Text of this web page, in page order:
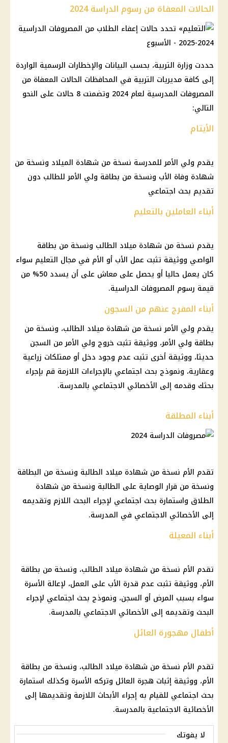
الحالات المعفاة من رسوم الدراسة 2024
حددت وزارة التربية، بحسب البيانات والإخطارات الرسمية الواردة
إلى كافة مديريات التربية في المحافظات الحالات المعفاة من
المصروفات المدرسية لعام 2024 وتضمنت 8 حالات على النحو
التالي:
الأيتام
يقدم ولي الأمر للمدرسة نسخة من شهادة الميلاد ونسخة من
شهادة وفاة الأب ونسخة من بطاقة ولي الأمر للطالب دون
تقديم بحث اجتماعي
أبناء العاملين بالتعليم
يقدم نسخة من شهادة ميلاد الطالب ونسخة من بطاقة
الواصي ووثيقة تثبت عمل الأب أو الأم في مجال التعليم سواء
كان يعمل حاليا أو يحصل على معاش على أن يسدد 50% من
قيمة رسوم المصروفات الدراسية.
أبناء المفرج عنهم من السجون
يقدم ولي الأمر نسخة من شهادة ميلاد الطالب، ونسخة من
بطاقة ولي الأمر، ووثيقة تثبت خروج ولي الأمر من السجن
حديثا، ووثيقة أخرى تثبت عدم وجود دخل أو ممتلكات زراعية
وعقارية، ونموذج بحث اجتماعي بالإجراءات اللازمة قم بإجراء
بحثك وقدمه إلى الأخصائي الاجتماعي بالمدرسة.
أبناء المطلقة
تقدم الأم نسخة من شهادة ميلاد الطالبة ونسخة من البطاقة
ونسخة من قرار الوصاية على الطالبة ونسخة من شهادة
الطلاق واستمارة بحث اجتماعي لإجراء البحث اللازم وتقديمه
إلى الأخصائي الاجتماعي في المدرسة.
أبناء المعيلة
تقدم الأم نسخة من شهادة ميلاد الطالب، ونسخة من بطاقة
الأم، ووثيقة تثبت عدم قدرة الأب على العمل، لإعالة الأسرة
سواء بسبب المرض أو السجن، ونموذج بحث اجتماعي لإجراء
البحث وتقديمه إلى الأخصائي الاجتماعي بالمدرسة.
أطفال مهجورة العائل
تقدم الأم نسخة من شهادة ميلاد الطالب، ونسخة من بطاقة
الأم، ووثيقة إثبات هجرة العائل وتركه الأسرة وكذلك استمارة
بحث اجتماعي للقيام به إجراء الأبحاث اللازمة وتقديمها إلى
الأخصائية الاجتماعية بالمدرسة.
لا يفوتك